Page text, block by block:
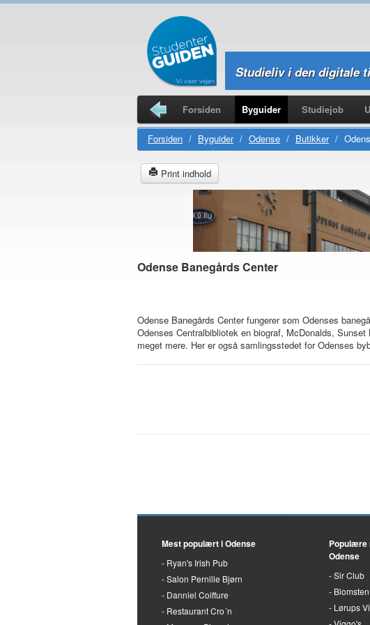
Studieliv i den digitale
Forsiden Byguider Studiejob
Studierejser
Forsiden / Byguider / Odense / Butikker /
Print indhold
Odense Banegårds Center
Odense Banegårds Center fungerer som Odenses
Odenses Centralbibliotek en biograf, McDonalds,
meget mere. Her er også samlingsstedet for Odenses
Mest populært i Odense
Ryan's Irish Pub
Salon Pernille Bjørn
Danniel Coiffure
Restaurant Cro´n
Populære
Odense
Sir Club
Lørups